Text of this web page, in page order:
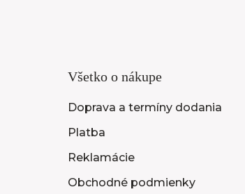
Všetko o nákupe
Doprava a termíny dodania
Platba
Reklamácie
Obchodné podmienky